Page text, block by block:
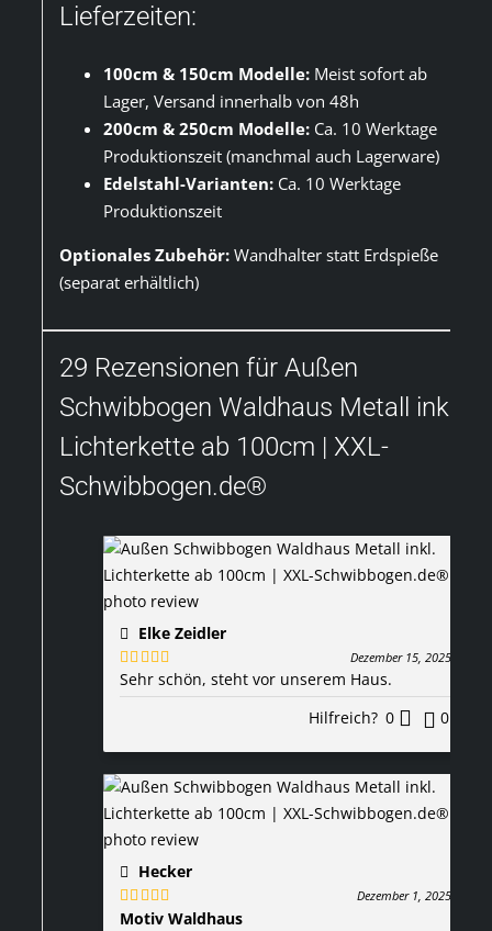
Lieferzeiten:
100cm & 150cm Modelle:Meist sofort ab
Lager, Versand innerhalb von 48h
200cm & 250cm Modelle:Ca. 10 Werktage
Produktionszeit (manchmal auch Lagerware)
Edelstahl-Varianten:Ca. 10 Werktage
Produktionszeit
Optionales Zubehör:Wandhalter statt Erdspieße
(separat erhältlich)
29 Rezensionen für Außen
Schwibbogen Waldhaus Metall inkl.
Lichterkette ab 100cm | XXL-
Schwibbogen.de®
Elke Zeidler
Bewertet
mit5von 5
Dezember 15, 2025
Sehr schön, steht vor unserem Haus.
Hilfreich? 0 0
Hecker
Bewertet
Dezember 1, 2025
Motiv Waldhaus